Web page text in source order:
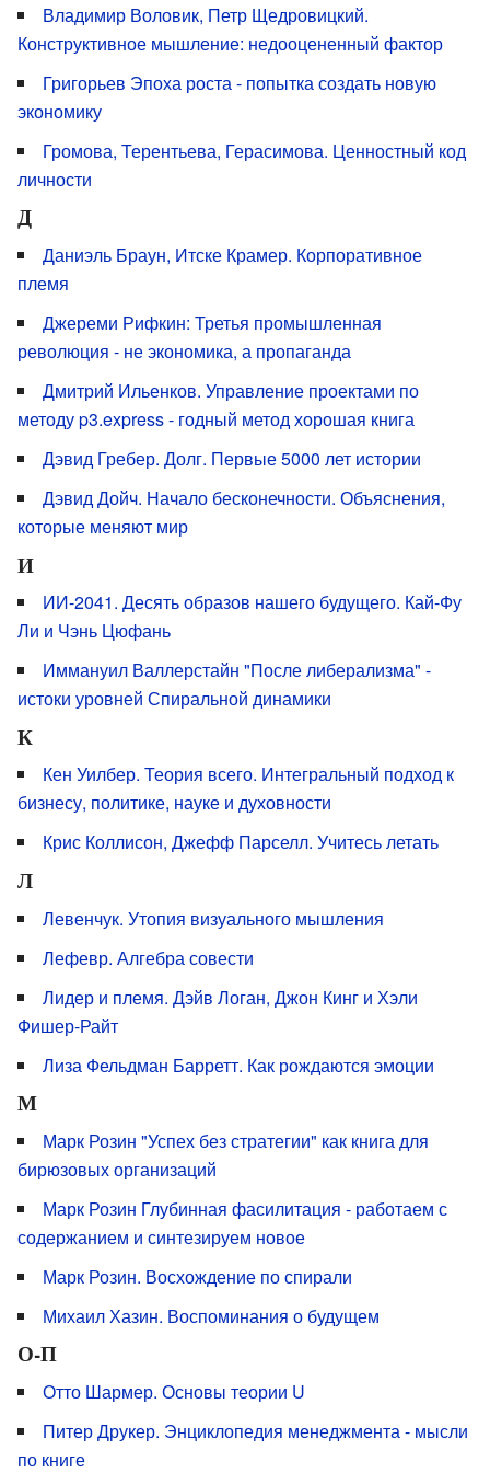
Владимир Воловик, Петр Щедровицкий.
Конструктивное мышление: недооцененный фактор
Григорьев Эпоха роста - попытка создать новую
экономику
Громова, Терентьева, Герасимова. Ценностный код
личности
Д
Даниэль Браун, Итске Крамер. Корпоративное
племя
Джереми Рифкин: Третья промышленная
революция - не экономика, а пропаганда
Дмитрий Ильенков. Управление проектами по
методу p3.express - годный метод хорошая книга
Дэвид Гребер. Долг. Первые 5000 лет истории
Дэвид Дойч. Начало бесконечности. Объяснения,
которые меняют мир
И
ИИ-2041. Десять образов нашего будущего. Кай-Фу
Ли и Чэнь Цюфань
Иммануил Валлерстайн "После либерализма" -
истоки уровней Спиральной динамики
К
Кен Уилбер. Теория всего. Интегральный подход к
бизнесу, политике, науке и духовности
Крис Коллисон, Джефф Парселл. Учитесь летать
Л
Левенчук. Утопия визуального мышления
Лефевр. Алгебра совести
Лидер и племя. Дэйв Логан, Джон Кинг и Хэли
Фишер-Райт
Лиза Фельдман Барретт. Как рождаются эмоции
М
Марк Розин "Успех без стратегии" как книга для
бирюзовых организаций
Марк Розин Глубинная фасилитация - работаем с
содержанием и синтезируем новое
Марк Розин. Восхождение по спирали
Михаил Хазин. Воспоминания о будущем
О-П
Отто Шармер. Основы теории U
Питер Друкер. Энциклопедия менеджмента - мысли
по книге